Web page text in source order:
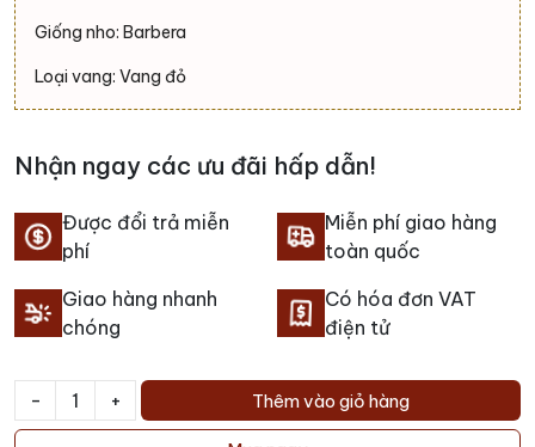
Giống nho: Barbera
Loại vang: Vang đỏ
Nhận ngay các ưu đãi hấp dẫn!
Được đổi trả miễn
phí
Miễn phí giao hàng
toàn quốc
Giao hàng nhanh
chóng
Có hóa đơn VAT
điện tử
-
Rượu
+ Thêm vào giỏ hàng